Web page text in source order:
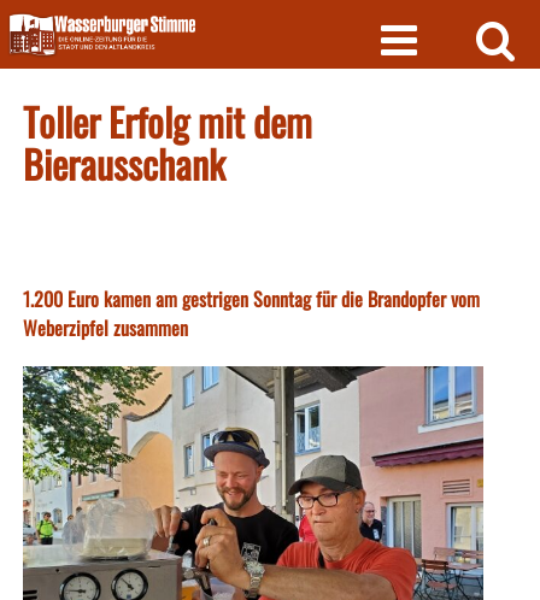
Skip
to
content
Toller Erfolg mit dem
Bierausschank
1.200 Euro kamen am gestrigen Sonntag für die Brandopfer vom
Weberzipfel zusammen